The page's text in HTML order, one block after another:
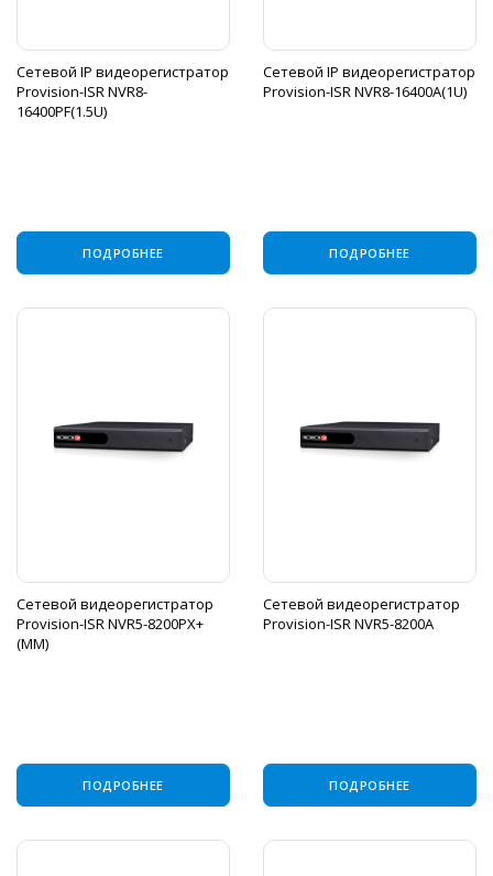
Сетевой IP видеорегистратор
Provision-ISR NVR8-
16400PF(1.5U)
ПОДРОБНЕЕ
Сетевой IP видеорегистратор
Provision-ISR NVR8-16400A(1U)
ПОДРОБНЕЕ
Сетевой видеорегистратор
Provision-ISR NVR5-8200PX+
(MM)
ПОДРОБНЕЕ
Сетевой видеорегистратор
Provision-ISR NVR5-8200A
ПОДРОБНЕЕ